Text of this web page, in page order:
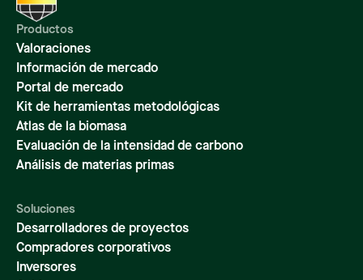
Productos
Valoraciones
Información de mercado
Portal de mercado
Kit de herramientas metodológicas
Atlas de la biomasa
Evaluación de la intensidad de carbono
Análisis de materias primas
Soluciones
Desarrolladores de proyectos
Compradores corporativos
Inversores